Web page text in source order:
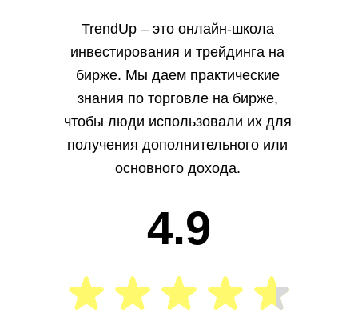
TrendUp– это онлайн-школа
инвестирования и трейдинга на
бирже. Мы даем практические
знания по торговле на бирже,
чтобы люди использовали их для
получения дополнительного или
основного дохода.
4.9